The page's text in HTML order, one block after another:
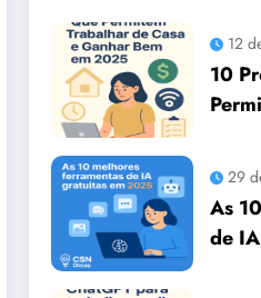
12
10
29
As
de